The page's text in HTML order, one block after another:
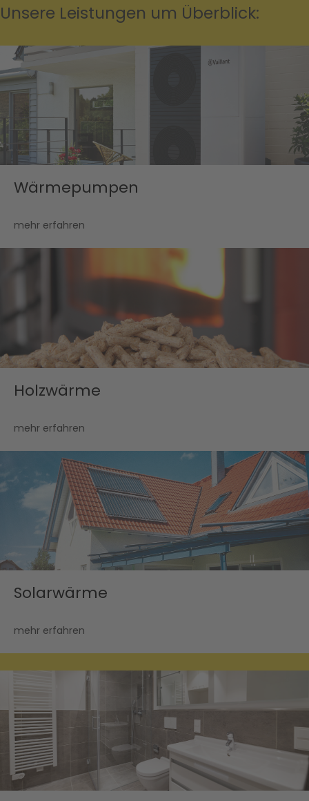
Unsere Leistungen um Überblick:
Wärmepumpen
mehr erfahren
Holzwärme
mehr erfahren
Solarwärme
mehr erfahren